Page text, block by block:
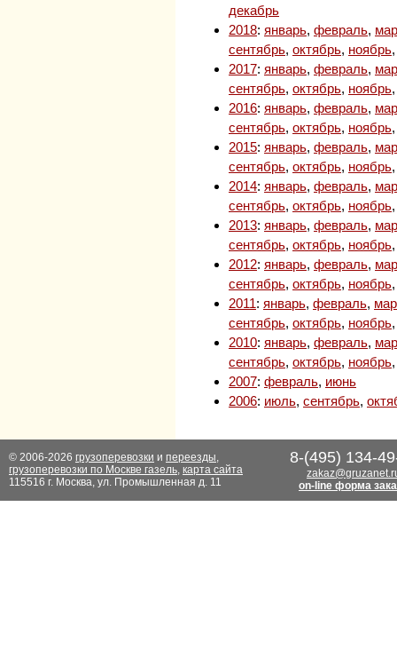
декабрь
2018: январь, февраль,
сентябрь, октябрь, ноябрь
2017: январь, февраль,
сентябрь, октябрь, ноябрь
2016: январь, февраль,
сентябрь, октябрь, ноябрь
2015: январь, февраль,
сентябрь, октябрь, ноябрь
2014: январь, февраль,
сентябрь, октябрь, ноябрь
2013: январь, февраль,
сентябрь, октябрь, ноябрь
2012: январь, февраль,
сентябрь, октябрь, ноябрь
2011: январь, февраль,
сентябрь, октябрь, ноябрь
2010: январь, февраль,
сентябрь, октябрь, ноябрь
2007: февраль, июнь
2006: июль, сентябрь,
© 2006-2026 грузоперевозки и переезды,
грузоперевозки по Москве газель, карта сайта
115516 г. Москва, ул. Промышленная д. 11
8-(495) 134-
on-line форма